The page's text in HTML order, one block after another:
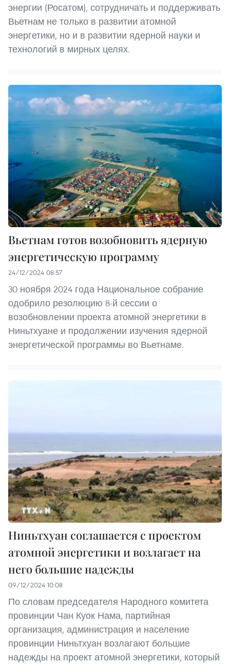
энергии (Росатом), сотрудничать и поддерживать
Вьетнам не только в развитии атомной
энергетики, но и в развитии ядерной науки и
технологий в мирных целях.
Вьетнам готов возобновить ядерную
энергетическую программу
24/12/2024 08:57
30 ноября 2024 года Национальное собрание
одобрило резолюцию 8-й сессии о
возобновлении проекта атомной энергетики в
Ниньтхуане и продолжении изучения ядерной
энергетической программы во Вьетнаме.
Ниньтхуан соглашается с проектом
атомной энергетики и возлагает на
него большие надежды
09/12/2024 10:08
По словам председателя Народного комитета
провинции Чан Куок Нама, партийная
организация, администрация и население
провинции Ниньтхуан возлагают большие
надежды на проект атомной энергетики, который